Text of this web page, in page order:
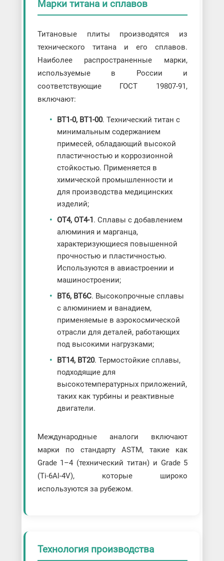
Марки титана и сплавов
Титановые плиты производятся из
технического титана и его сплавов.
Наиболее распространенные марки,
используемые в России и
соответствующие ГОСТ 19807-91,
включают:
ВТ1-0, ВТ1-00. Технический титан с
минимальным содержанием
примесей, обладающий высокой
пластичностью и коррозионной
стойкостью. Применяется в
химической промышленности и
для производства медицинских
изделий;
ОТ4, ОТ4-1. Сплавы с добавлением
алюминия и марганца,
характеризующиеся повышенной
прочностью и пластичностью.
Используются в авиастроении и
машиностроении;
ВТ6, ВТ6С. Высокопрочные сплавы
с алюминием и ванадием,
применяемые в аэрокосмической
отрасли для деталей, работающих
под высокими нагрузками;
ВТ14, ВТ20. Термостойкие сплавы,
подходящие для
высокотемпературных приложений,
таких как турбины и реактивные
двигатели.
Международные аналоги включают
марки по стандарту ASTM, такие как
Grade 1–4 (технический титан) и Grade 5
(Ti-6Al-4V), которые широко
используются за рубежом.
Технология производства